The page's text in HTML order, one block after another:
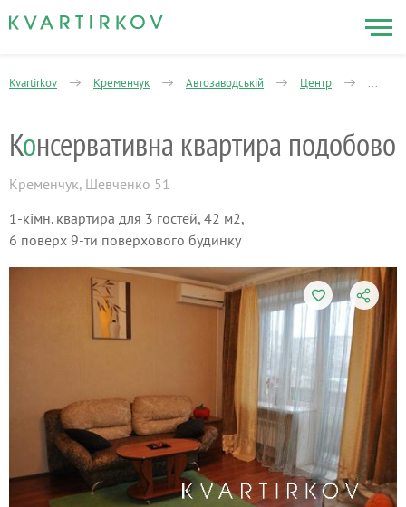
Kvartirkov Кременчук Автозаводській Центр 1-
Консервативна квартира подобово
Кременчук, Шевченко 51
1-кімн. квартира для 3 гостей, 42 м2,
6 поверх 9-ти поверхового будинку